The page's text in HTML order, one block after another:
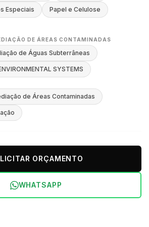
Especiais Papel e Celulose
DE ÁREAS CONTAMINADAS
de Águas Subterrâneas
SYSTEMS
de Áreas Contaminadas
ORÇAMENTO
WHATSAPP